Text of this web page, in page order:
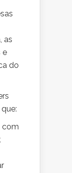
as
e
do
com